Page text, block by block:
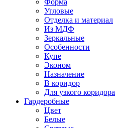
Форма
Угловые
Отделка и материал
Из МДФ
Зеркальные
Особенности
Купе
Эконом
Назначение
В коридор
Для узкого коридора
Гардеробные
Цвет
Белые